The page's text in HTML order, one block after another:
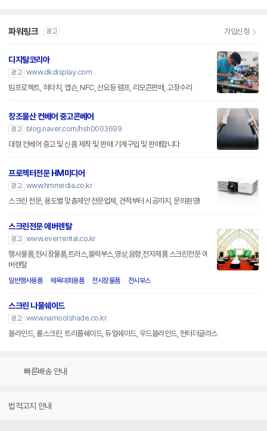
파워링크 광고 가입신청
디지탈코리아
광고 www.dkdisplay.com
빔프로젝트, 히타치, 앱슨, NFC, 산요등 램프, 리모콘판매, 고장수리
창조물산 컨베어 중고콘베어
광고
blog.naver.com/hsh0003699
대형 컨베어 중고 및 신품 제작 및 판매 기계구입 및 판매합니다
프로젝터전문 HM미디어
광고 www.hmmedia.co.kr
스크린 전문, 용도별 맞춤제안 전문업체, 견적부터 시공까지, 문의환영!
스크린전문 에버렌탈
광고 www.everrental.co.kr
행사물품,전시장물품,트러스,블럭부스,영상,음향,전자제품 스크린전문 에
버렌탈
일반행사용품 체육대회용품 전시장물품 전시부스
스크린 나물쉐이드
광고 www.namoolshade.co.kr
블라인드, 롤스크린, 트리플쉐이드, 듀얼쉐이드, 우드블라인드, 헌터더글라스
빠른배송 안내
법적고지 안내